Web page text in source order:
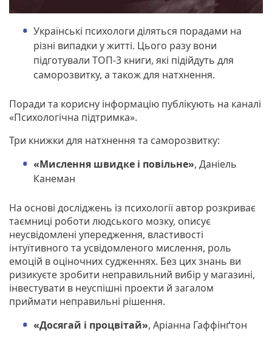
Українські психологи діляться порадами на
різні випадки у житті. Цього разу вони
підготували ТОП-3 книги, які підійдуть для
саморозвитку, а також для натхнення.
Поради та корисну інформацію публікують на каналі
«Психологічна підтримка».
Три книжки для натхнення та саморозвитку:
«Мислення швидке і повільне», Даніель
Канеман
На основі досліджень із психології автор розкриває
таємниці роботи людського мозку, описує
неусвідомлені упередження, властивості
інтуїтивного та усвідомленого мислення, роль
емоцій в оціночних судженнях. Без цих знань ви
ризикуєте зробити неправильний вибір у магазині,
інвестувати в неуспішні проекти й загалом
приймати неправильні рішення.
«Досягай і процвітай», Аріанна Гаффінґтон